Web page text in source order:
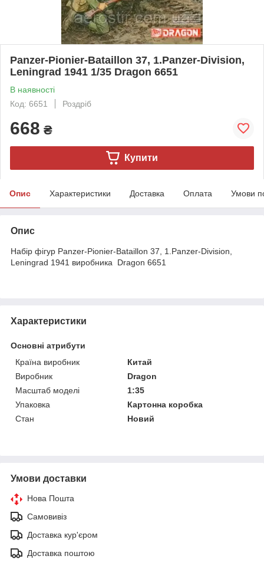
Panzer-Pionier-Bataillon 37, 1.Panzer-Division,
Leningrad 1941 1/35 Dragon 6651
В наявності
Код: 6651
Роздріб
668 ₴
Купити
Опис Характеристики Доставка Оплата Умови
Опис
Набір фігур Panzer-Pionier-Bataillon 37, 1.Panzer-Division,
Leningrad 1941 виробника Dragon 6651
Характеристики
Основні атрибути
Країна виробник
Китай
Виробник
Dragon
Масштаб моделі
1:35
Упаковка
Картонна коробка
Стан
Новий
Умови доставки
Нова Пошта
Самовивіз
Доставка кур'єром
Доставка поштою